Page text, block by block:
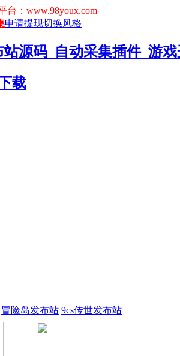
台：www.98youx.com
申请提现切换风格
冒险岛发布站 9cs传世发布站